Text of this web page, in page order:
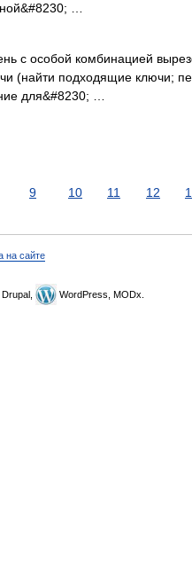
…
с особой комбинацией
(найти подходящие ключи;
для&#8230; …
9 10 11 12
на сайте
Drupal, WordPress, MODx.